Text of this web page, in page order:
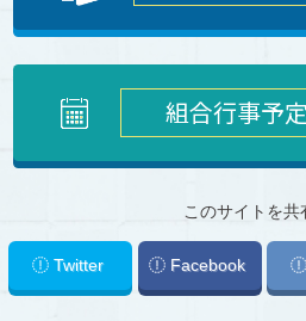
組合行事予
このサイトを共
Twitter Facebook